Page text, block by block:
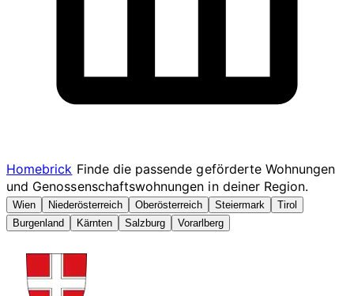
Homebrick Finde die passende geförderte Wohnungen
und Genossenschaftswohnungen in deiner Region.
Wien Niederösterreich Oberösterreich Steiermark
Tirol
Burgenland
Kärnten Salzburg Vorarlberg